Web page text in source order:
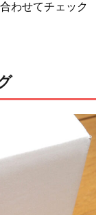
わせてチェック